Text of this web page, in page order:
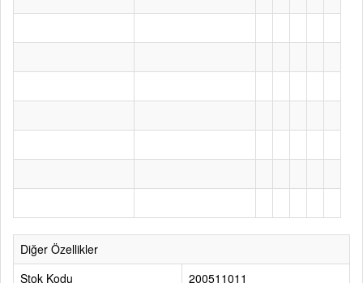
Diğer Özellikler
Stok Kodu
200511011